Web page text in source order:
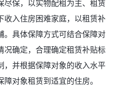
尽保，以实物配租为主、租赁
收入住房困难家庭，以租赁补
。具体保障方式可结合保障对
况确定，合理确定租赁补贴标
，并根据保障对象的收入水平
对象租赁到适宜的住房。